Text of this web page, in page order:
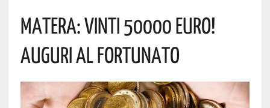
Matera: Vinti 50000 Euro!
Auguri Al Fortunato